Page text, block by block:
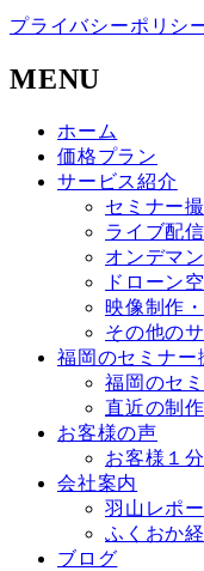
プライバシーポリシ
MENU
ホーム
価格プラン
サービス紹介
セミナー
ライブ配信
オンデマ
ドローン
映像制作
その他の
福岡のセミナー
福岡のセ
直近の制
お客様の声
お客様１
会社案内
羽山レポ
ふくおか
ブログ